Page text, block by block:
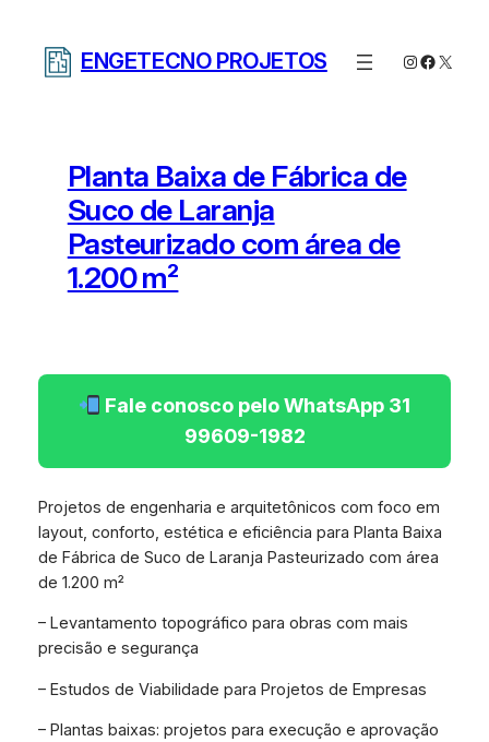
ENGETECNO PROJETOS Instagram
X
Planta Baixa de Fábrica de
Suco de Laranja
Pasteurizado com área de
1.200 m²
Fale conosco pelo WhatsApp 31
99609-1982
Projetos de engenharia e arquitetônicos com foco em
layout, conforto, estética e eficiência para Planta Baixa
de Fábrica de Suco de Laranja Pasteurizado com área
de 1.200 m²
– Levantamento topográfico para obras com mais
precisão e segurança
– Estudos de Viabilidade para Projetos de Empresas
– Plantas baixas: projetos para execução e aprovação